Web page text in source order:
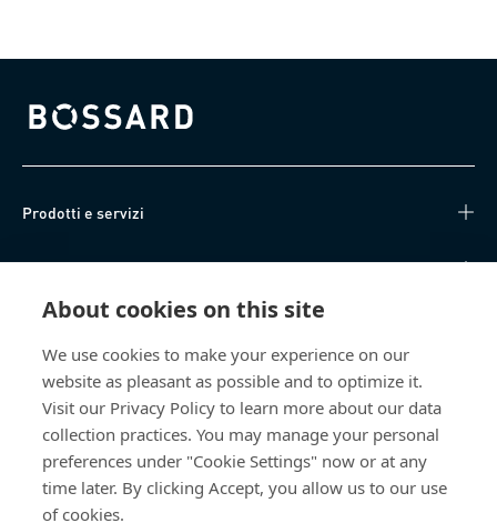
About cookies on this site
We use cookies to make your experience on our
website as pleasant as possible and to optimize it.
Visit our Privacy Policy to learn more about our data
collection practices. You may manage your personal
preferences under "Cookie Settings" now or at any
time later. By clicking Accept, you allow us to our use
of cookies.
Bossard homepage
Prodotti e servizi
Knowledge Hub
Chi siamo
Bossard Italia
Via Salvatore Quasimodo, 12/14
20025 Legnano (MI)